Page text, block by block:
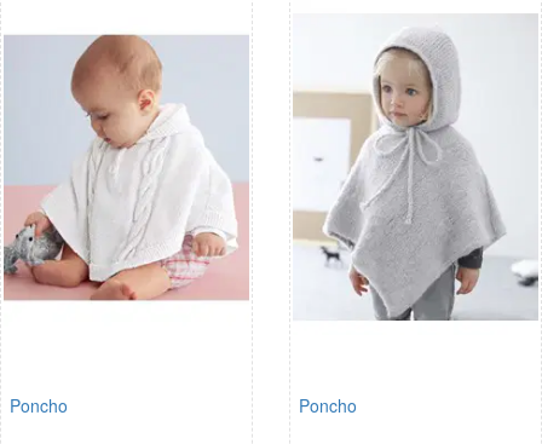
Poncho Poncho